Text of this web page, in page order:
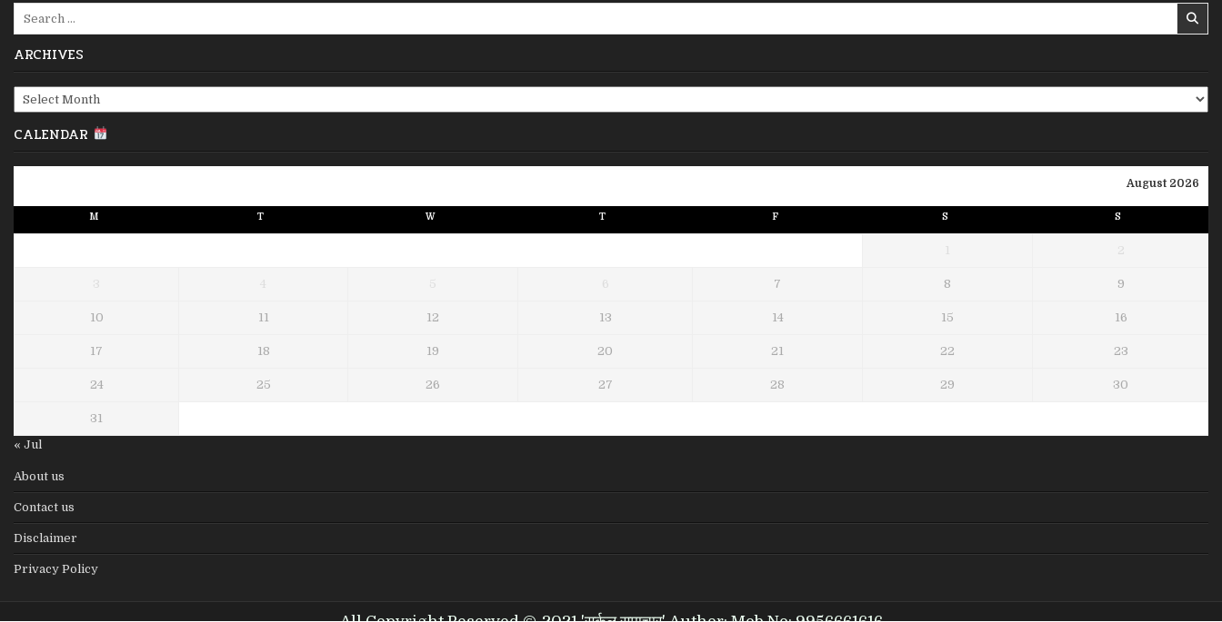
ARCHIVES
Archives
CALENDAR
August 2026
M T W T F S S
1 2
3 4 5 6 7 8 9
10 11 12 13 14 15 16
17 18 19 20 21 22 23
24 25 26 27 28 29 30
31
« Jul
About us
Contact us
Disclaimer
Privacy Policy